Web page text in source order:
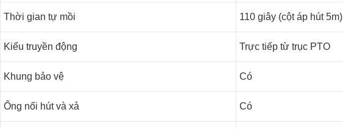
Thời gian tự mồi 110 giây (cột áp hút 5m)
Kiểu truyền động Trực tiếp từ trục PTO
Khung bảo vệ Có
Ống nối hút và xả Có